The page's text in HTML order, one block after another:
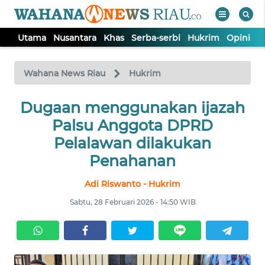
Utama Nusantara Khas Serba-serbi Hukrim Opini
Wahana News Riau Hukrim
Dugaan menggunakan ijazah
Palsu Anggota DPRD
Pelalawan dilakukan
Penahanan
Adi Riswanto - Hukrim
Sabtu, 28 Februari 2026 - 14:50 WIB
TV
Tutup
UTAMA
NUSANTARA
SERBI
HUKRIM